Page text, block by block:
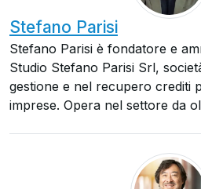
Stefano Parisi
Stefano Parisi è fondatore e
Studio Stefano Parisi Srl,
gestione e nel recupero crediti
imprese. Opera nel settore da